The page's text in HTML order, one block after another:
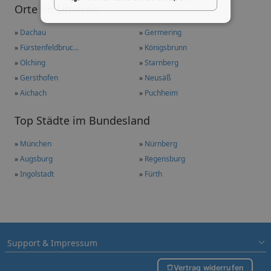
Orte im Umkreis
» Dachau »Germering
» Fürstenfeldbruc... » Königsbrunn
»Olching »Starnberg
»Gersthofen » Neusäß
»Aichach » Puchheim
Top Städte im Bundesland
» München » Nürnberg
»Augsburg » Regensburg
»Ingolstadt » Fürth
Support & Impressum
Vertrag widerrufen